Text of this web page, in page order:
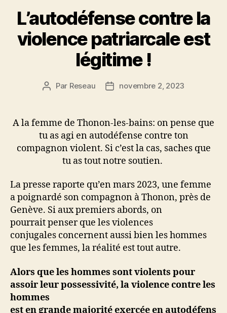
L’autodéfense contre la
violence patriarcale est
légitime !
Auteur
Par Reseau
Datenovembre 2, 2023
A la femme de Thonon-les-bains: on pense que
tu as agi en autodéfense contre ton
compagnon violent. Si c’est la cas, saches que
tu as tout notre soutien.
La presse raporte qu’en mars 2023, une femme
a poignardé son compagnon à Thonon, près de
Genève. Si aux premiers abords, on
pourrait penser que les violences
conjugales concernent aussi bien les hommes
que les femmes, la réalité est tout autre.
Alors que les hommes sont violents pour
assoir leur possessivité, la violence contre les
hommes
est en grande majorité exercée en autodéfens